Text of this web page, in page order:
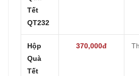
Tết
QT232
Hộp
Quà
Tết
370,000đ